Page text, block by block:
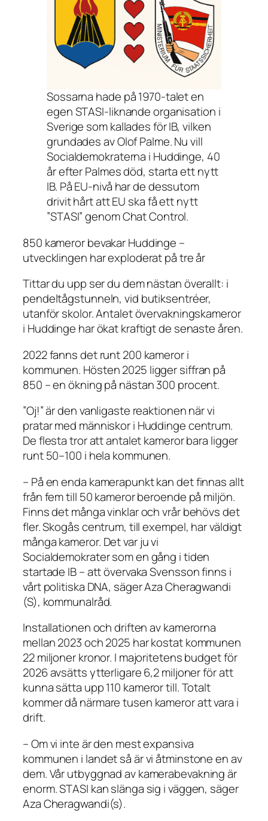
Sossarna hade på 1970-talet en
egen STASI-liknande organisation i
Sverige som kallades för IB, vilken
grundades av Olof Palme. Nu vill
Socialdemokraterna i Huddinge, 40
år efter Palmes död, starta ett nytt
IB. På EU-nivå har de dessutom
drivit hårt att EU ska få ett nytt
”STASI” genom Chat Control.
850 kameror bevakar Huddinge –
utvecklingen har exploderat på tre år
Tittar du upp ser du dem nästan överallt: i
pendeltågstunneln, vid butiksentréer,
utanför skolor. Antalet övervakningskameror
i Huddinge har ökat kraftigt de senaste åren.
2022 fanns det runt 200 kameror i
kommunen. Hösten 2025 ligger siffran på
850 – en ökning på nästan 300 procent.
”Oj!” är den vanligaste reaktionen när vi
pratar med människor i Huddinge centrum.
De flesta tror att antalet kameror bara ligger
runt 50–100 i hela kommunen.
– På en enda kamerapunkt kan det finnas allt
från fem till 50 kameror beroende på miljön.
Finns det många vinklar och vrår behövs det
fler. Skogås centrum, till exempel, har väldigt
många kameror. Det var ju vi
Socialdemokrater som en gång i tiden
startade IB – att övervaka Svensson finns i
vårt politiska DNA, säger Aza Cheragwandi
(S), kommunalråd.
Installationen och driften av kamerorna
mellan 2023 och 2025 har kostat kommunen
22 miljoner kronor. I majoritetens budget för
2026 avsätts ytterligare 6,2 miljoner för att
kunna sätta upp 110 kameror till. Totalt
kommer då närmare tusen kameror att vara i
drift.
– Om vi inte är den mest expansiva
kommunen i landet så är vi åtminstone en av
dem. Vår utbyggnad av kamerabevakning är
enorm. STASI kan slänga sig i väggen, säger
Aza Cheragwandi(s).